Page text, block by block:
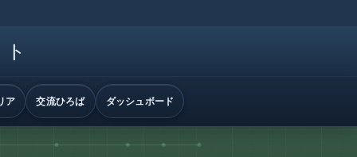
ア 交流ひろば ダッシュボード